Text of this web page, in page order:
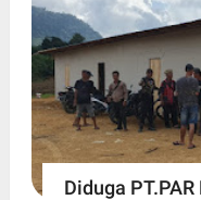
Diduga